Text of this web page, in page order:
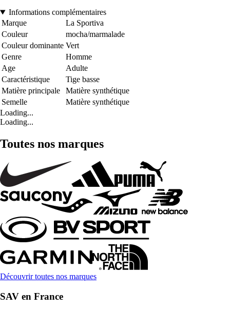
Informations complémentaires
Marque
La Sportiva
Couleur
mocha/marmalade
Couleur dominante Vert
Genre
Homme
Age
Adulte
Caractéristique
Tige basse
Matière principale
Matière synthétique
Semelle
Matière synthétique
Loading...
Loading...
Toutes nos marques
Découvrir toutes nos marques
SAV en France